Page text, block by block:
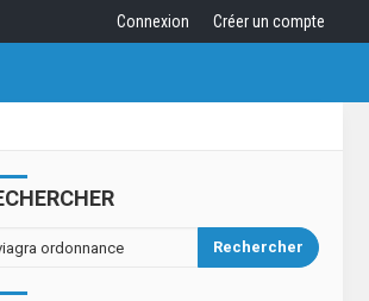
Connexion Créer un compte
Rechercher